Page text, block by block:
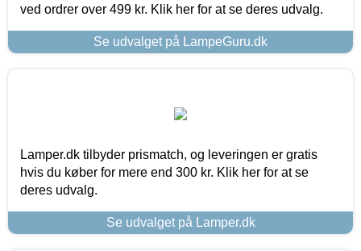
ved ordrer over 499 kr. Klik her for at se deres udvalg.
Se udvalget på LampeGuru.dk
Lamper.dk tilbyder prismatch, og leveringen er gratis
hvis du køber for mere end 300 kr. Klik her for at se
deres udvalg.
Se udvalget på Lamper.dk